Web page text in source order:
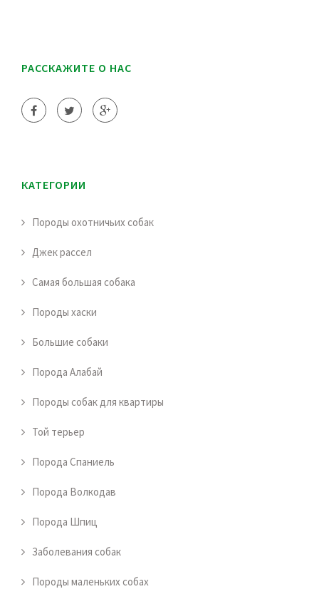
РАССКАЖИТЕ О НАС
КАТЕГОРИИ
Породы охотничьих собак
Джек рассел
Самая большая собака
Породы хаски
Большие собаки
Порода Алабай
Породы собак для квартиры
Той терьер
Порода Спаниель
Порода Волкодав
Порода Шпиц
Заболевания собак
Породы маленьких собах